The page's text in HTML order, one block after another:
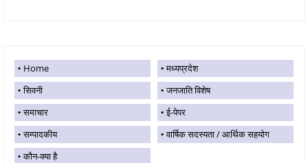
Home
मध्यप्रदेश
सिवनी
जनजाति विशेष
समाचार
ई-पेपर
सम्पादकीय
वार्षिक सदस्यता / आर्थिक सहयोग
कौन-क्या है